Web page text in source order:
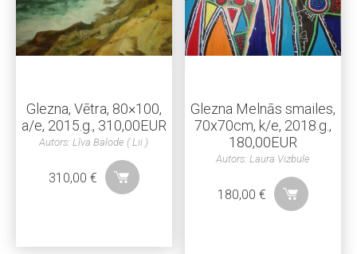
Glezna, Vētra, 80×100,
a/e, 2015.g., 310,00EUR
Autors: Līva Balode ( Lii )
310,00 €
Glezna Melnās smailes,
70x70cm, k/e, 2018.g.,
180,00EUR
Autors: Laura Vizbule
180,00€